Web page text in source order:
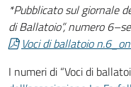
*Pubblicato sul giornale
di Ballatoio”, numero
Voci di ballatoio
I numeri di “Voci di